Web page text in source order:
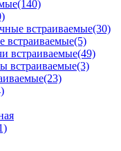
(140)
встраиваемые(30)
встраиваемые(5)
встраиваемые(49)
встраиваемые(3)
(23)